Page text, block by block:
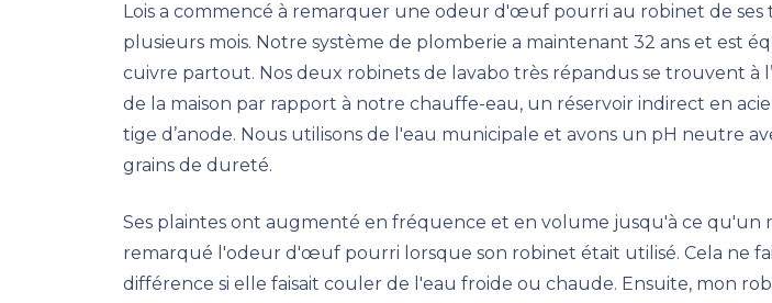
Lois a commencé à remarquer une odeur d'œuf pourri au robinet de ses
plusieurs mois. Notre système de plomberie a maintenant 32 ans et est
cuivre partout. Nos deux robinets de lavabo très répandus se trouvent à
de la maison par rapport à notre chauffe-eau, un réservoir indirect en
tige d’anode. Nous utilisons de l'eau municipale et avons un pH neutre
grains de dureté.
Ses plaintes ont augmenté en fréquence et en volume jusqu'à ce qu'un
remarqué l'odeur d'œuf pourri lorsque son robinet était utilisé. Cela ne
différence si elle faisait couler de l'eau froide ou chaude. Ensuite, mon